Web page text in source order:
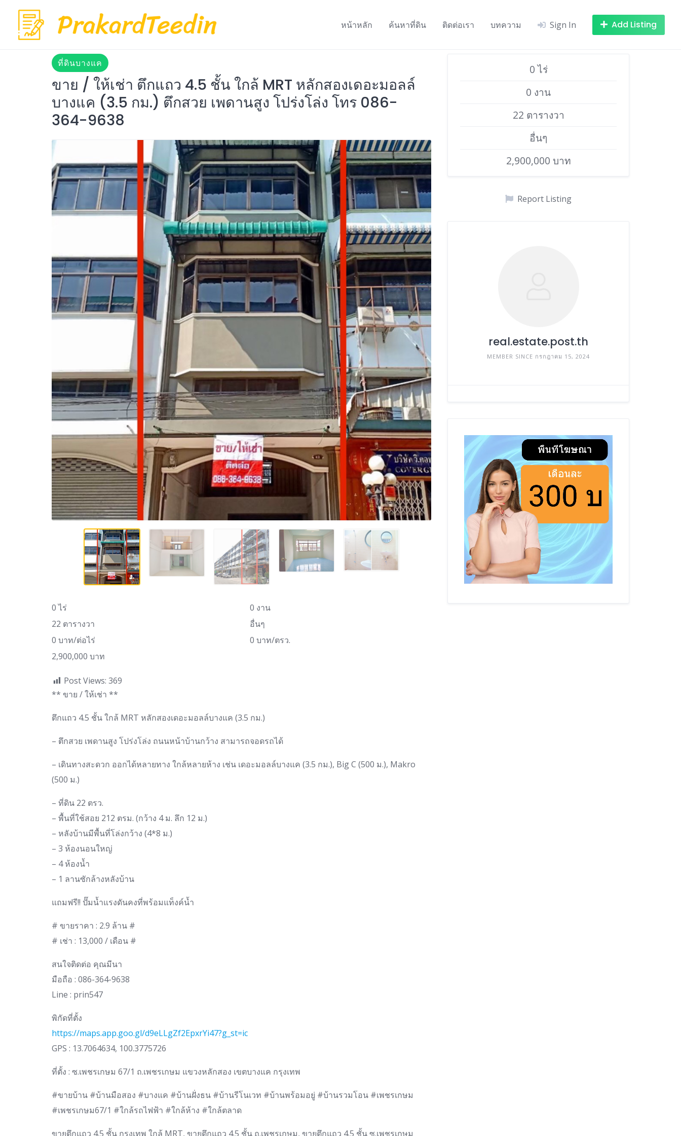
content
หน้าหลัก ค้นหาที่ดิน ติดต่อเรา บทความ Sign In Add Listing
ที่ดินบางแค
ขาย / ให้เช่า ตึกแถว 4.5 ชั้น ใกล้ MRT หลักสองเดอะมอลล์
บางแค (3.5 กม.) ตึกสวย เพดานสูง โปร่งโล่ง โทร 086-
364-9638
0 ไร่
0 งาน
22 ตารางวา
อื่นๆ
0 บาท/ต่อไร่
0 บาท/ตรว.
2,900,000 บาท
Post Views: 369
** ขาย / ให้เช่า **
ตึกแถว 4.5 ชั้น ใกล้ MRT หลักสองเดอะมอลล์บางแค (3.5 กม.)
– ตึกสวย เพดานสูง โปร่งโล่ง ถนนหน้าบ้านกว้าง สามารถจอดรถได้
– เดินทางสะดวก ออกได้หลายทาง ใกล้หลายห้าง เช่น เดอะมอลล์บางแค (3.5 กม.), Big C (500 ม.), Makro
(500 ม.)
– ที่ดิน 22 ตรว.
– พื้นที่ใช้สอย 212 ตรม. (กว้าง 4 ม. ลึก 12 ม.)
– หลังบ้านมีพื้นที่โล่งกว้าง (4*8 ม.)
– 3 ห้องนอนใหญ่
– 4 ห้องน้ำ
– 1 ลานซักล้างหลังบ้าน
แถมฟรี!! ปั๊มน้ำแรงดันคงที่พร้อมแท็งค์น้ำ
# ขายราคา : 2.9 ล้าน #
# เช่า : 13,000 / เดือน #
สนใจติดต่อ คุณมีนา
มือถือ : 086-364-9638
Line : prin547
พิกัดที่ตั้ง
https://maps.app.goo.gl/d9eLLgZf2EpxrYi47?g_st=ic
GPS : 13.7064634, 100.3775726
ที่ตั้ง : ซ.เพชรเกษม 67/1 ถ.เพชรเกษม แขวงหลักสอง เขตบางแค กรุงเทพ
#ขายบ้าน #บ้านมือสอง #บางแค #บ้านฝั่งธน #บ้านรีโนเวท #บ้านพร้อมอยู่ #บ้านรวมโอน #เพชรเกษม
#เพชรเกษม67/1 #ใกล้รถไฟฟ้า #ใกล้ห้าง #ใกล้ตลาด
ขายตึกแถว 4.5 ชั้น กรุงเทพ ใกล้ MRT, ขายตึกแถว 4.5 ชั้น ถ.เพชรเกษม, ขายตึกแถว 4.5 ชั้น ซ.เพชรเกษม
0 ไร่
0 งาน
22 ตารางวา
อื่นๆ
2,900,000 บาท
Report Listing
real.estate.post.th
MEMBER SINCE กรกฎาคม 15, 2024